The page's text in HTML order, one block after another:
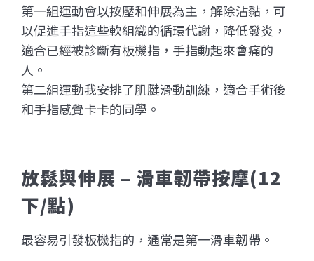
第一組運動會以按壓和伸展為主，解除沾黏，可
以促進手指這些軟組織的循環代謝，降低發炎，
適合已經被診斷有板機指，手指動起來會痛的
人。
第二組運動我安排了肌腱滑動訓練，適合手術後
和手指感覺卡卡的同學。
放鬆與伸展 – 滑車韌帶按摩(12
下/點)
最容易引發板機指的，通常是第一滑車韌帶。